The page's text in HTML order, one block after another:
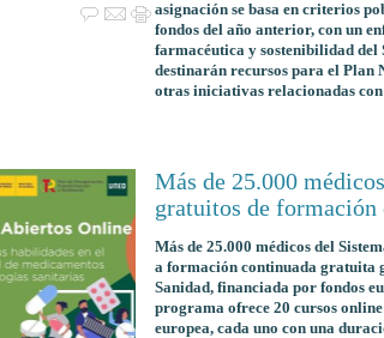
asignación se basa en criterios
fondos del año anterior, con un
farmacéutica y sostenibilidad del
destinarán recursos para el Plan
otras iniciativas relacionadas
Más de 25.000
gratuitos de formación
Más de 25.000 médicos del
a formación continuada gratuita
Sanidad, financiada por fondos
programa ofrece 20 cursos
europea, cada uno con una